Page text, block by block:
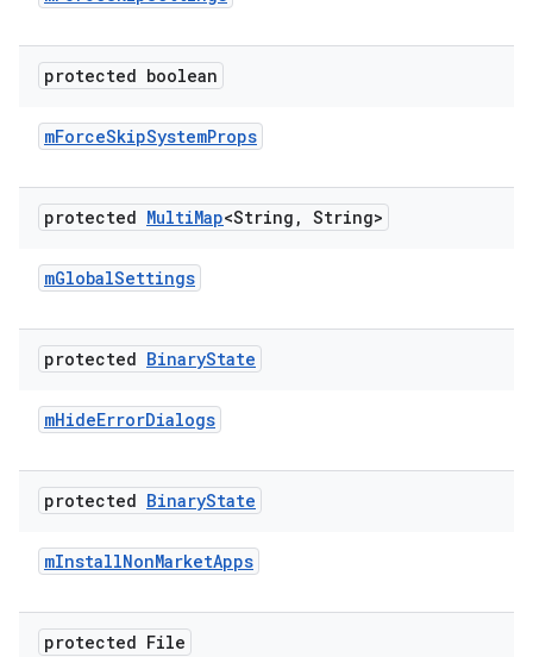
protected boolean
mForceSkipSystemProps
protected MultiMap<String , String>
mGlobalSettings
protected BinaryState
mHideErrorDialogs
protected BinaryState
mInstallNonMarketApps
protected File